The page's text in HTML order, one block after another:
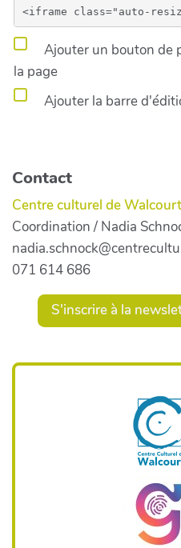
Ajouter un bouton de
la page
Ajouter la barre
Contact
Centre culturel de Walcourt
Coordination / Nadia
071 614 686
S'inscrire à la